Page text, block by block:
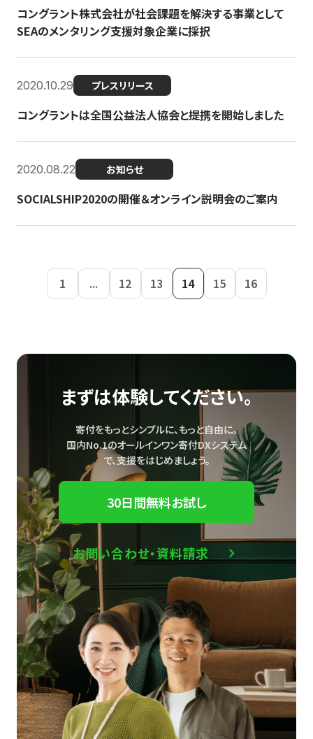
コングラント株式会社が社会課題を解決する事業として
SEAのメンタリング支援対象企業に採択
2020.10.29 プレスリリース
コングラントは全国公益法人協会と提携を開始しました
2020.08.22 お知らせ
SOCIALSHIP2020の開催＆オンライン説明会のご案内
1 ... 12 13 14 15 16
まずは体験してください。
寄付をもっとシンプルに、もっと自由に。
国内No.1のオールインワン寄付DXシステム
で、支援をはじめましょう。
30日間無料お試し
お問い合わせ・資料請求